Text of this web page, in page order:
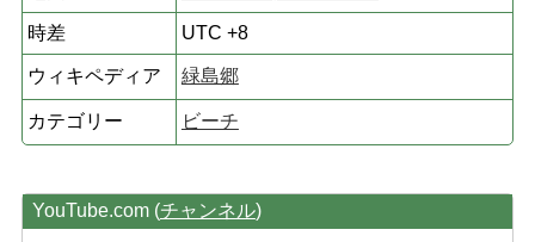
時差 UTC +8
ウィキペディア 緑島郷
カテゴリー ビーチ
YouTube.com (チャンネル)